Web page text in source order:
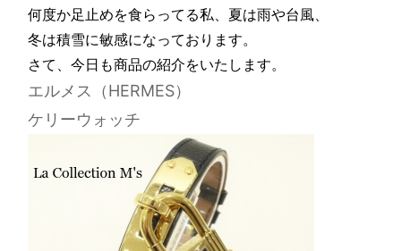
何度か足止めを食らってる私、夏は雨や台風、
冬は積雪に敏感になっております。
さて、今日も商品の紹介をいたします。
エルメス（HERMES）
ケリーウォッチ